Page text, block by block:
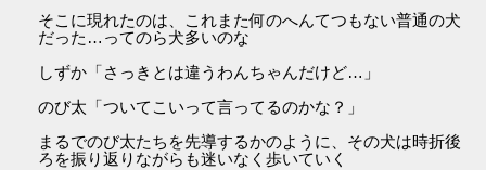
そこに現れたのは、これまた何のへんてつもない普通の犬
だった…ってのら犬多いのな
しずか「さっきとは違うわんちゃんだけど…」
のび太「ついてこいって言ってるのかな？」
まるでのび太たちを先導するかのように、その犬は時折後
ろを振り返りながらも迷いなく歩いていく